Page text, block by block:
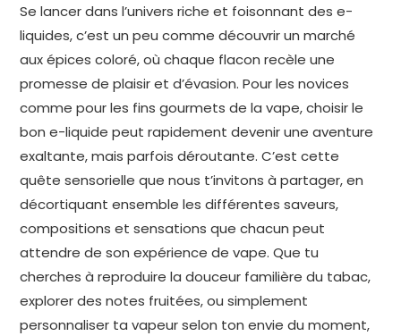
Se lancer dans l’univers riche et foisonnant des e-
liquides, c’est un peu comme découvrir un marché
aux épices coloré, où chaque flacon recèle une
promesse de plaisir et d’évasion. Pour les novices
comme pour les fins gourmets de la vape, choisir le
bon e-liquide peut rapidement devenir une aventure
exaltante, mais parfois déroutante. C’est cette
quête sensorielle que nous t’invitons à partager, en
décortiquant ensemble les différentes saveurs,
compositions et sensations que chacun peut
attendre de son expérience de vape. Que tu
cherches à reproduire la douceur familière du tabac,
explorer des notes fruitées, ou simplement
personnaliser ta vapeur selon ton envie du moment,